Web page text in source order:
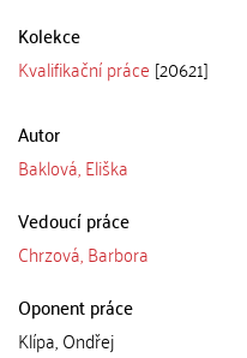
Kolekce
Kvalifikační práce [20621]
Autor
Baklová, Eliška
Vedoucí práce
Chrzová, Barbora
Oponent práce
Klípa, Ondřej